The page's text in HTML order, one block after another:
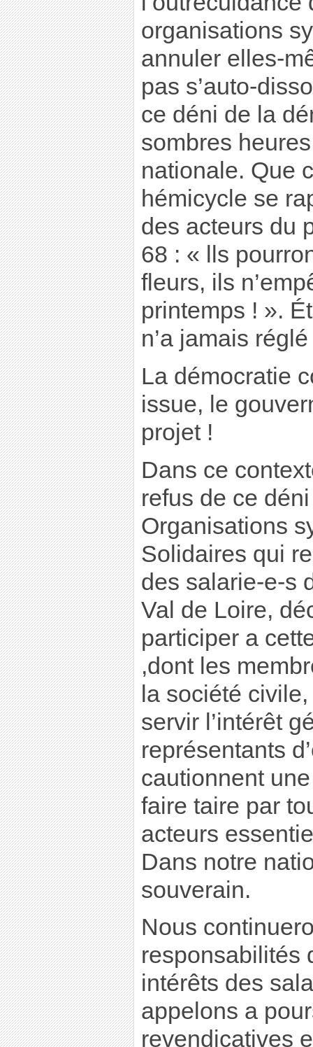
organisations
annuler elles-
pas s’auto-
ce déni de la
sombres
nationale. Que
hémicycle se
des acteurs du
68 : « lls
fleurs, ils
printemps ! ».
n’a jamais
La démocratie
issue, le
projet !
Dans ce
refus de ce
Organisations
Solidaires qui
des salarie-e-s
Val de Loire,
participer a
,dont les
la société
servir l’intérêt
représentants
cautionnent
faire taire par
acteurs
Dans notre
souverain.
Nous
responsabilités
intérêts des
appelons a
revendicatives